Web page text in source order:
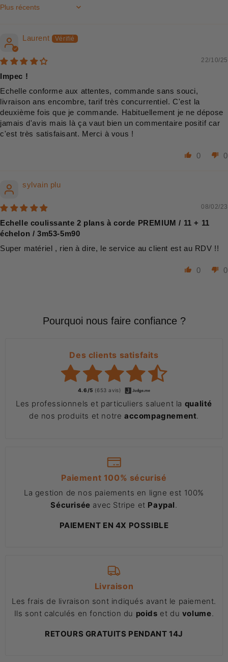
Sort by
Laurent
22/10/25
Impec !
Echelle conforme aux attentes, commande sans souci,
livraison ans encombre, tarif très concurrentiel. C'est la
deuxième fois que je commande. Habituellement je ne dépose
jamais d'avis mais là ça vaut bien un commentaire positif car
c'est très satisfaisant. Merci à vous !
0 0
sylvain plu
08/02/23
Echelle coulissante 2 plans à corde PREMIUM / 11 + 11
échelon / 3m53-5m90
Super matériel , rien à dire, le service au client est au RDV !!
0 0
Pourquoi nous faire confiance ?
Des clients satisfaits
4.6/5 (653 avis)
Les professionnels et particuliers saluent la qualité
de nos produits et notre accompagnement.
Paiement 100% sécurisé
La gestion de nos paiements en ligne est 100%
Sécurisée avec Stripe et Paypal.
PAIEMENT EN 4X POSSIBLE
Livraison
Les frais de livraison sont indiqués avant le paiement.
Ils sont calculés en fonction du poids et du volume.
RETOURS GRATUITS PENDANT 14J